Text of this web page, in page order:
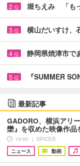
2 位 堀ちえみ 「も
3 位 横山だいすけ
4 位 静岡県焼津市で
5 位 『SUMMER
最新記事
GADORO、横浜アリ
欒』を収めた映像作
19:00 ｜ SPICER
ニュース
動画